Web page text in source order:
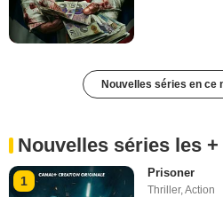
Nouvelles séries en ce
Nouvelles séries les
1
Prisoner
Thriller,Action